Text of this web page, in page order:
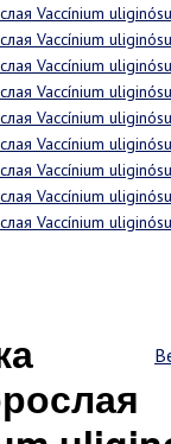
Vaccínium
Vaccínium
Vaccínium
Vaccínium
Vaccínium
Vaccínium
Vaccínium
Vaccínium
Vaccínium